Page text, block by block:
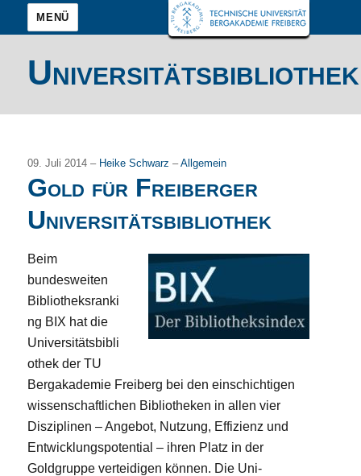
MENÜ
Universitätsbibliothek
09. Juli 2014 – Heike Schwarz–Allgemein
Gold für Freiberger
Universitätsbibliothek
Beim
bundesweiten
Bibliotheksranki
ng BIX hat die
Universitätsbibli
othek der TU
Bergakademie Freiberg bei den einschichtigen
wissenschaftlichen Bibliotheken in allen vier
Disziplinen – Angebot, Nutzung, Effizienz und
Entwicklungspotential – ihren Platz in der
Goldgruppe verteidigen können. Die Uni-